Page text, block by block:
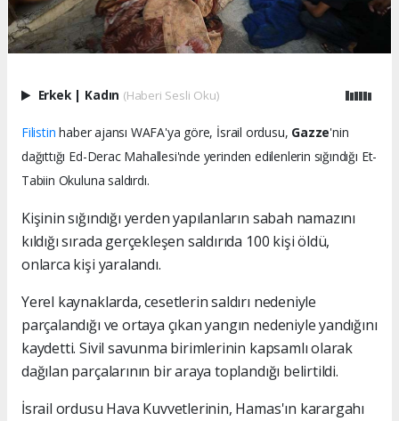
Erkek | Kadın (Haberi Sesli Oku)
Filistin haber ajansı WAFA'ya göre, İsrail ordusu, Gazze'nin
dağıttığı Ed-Derac Mahallesi'nde yerinden edilenlerin sığındığı Et-
Tabiin Okuluna saldırdı.
Kişinin sığındığı yerden yapılanların sabah namazını
kıldığı sırada gerçekleşen saldırıda 100 kişi öldü,
onlarca kişi yaralandı.
Yerel kaynaklarda, cesetlerin saldırı nedeniyle
parçalandığı ve ortaya çıkan yangın nedeniyle yandığını
kaydetti. Sivil savunma birimlerinin kapsamlı olarak
dağılan parçalarının bir araya toplandığı belirtildi.
İsrail ordusu Hava Kuvvetlerinin, Hamas'ın karargahı